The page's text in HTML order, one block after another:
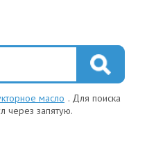
масло . Для поиска
через запятую.